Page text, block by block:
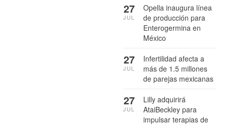
Opella inaugura línea
de producción para
Enterogermina en
México
27
JUL
Infertilidad afecta a
más de 1.5 millones
de parejas mexicanas
27
JUL
Lilly adquirirá
AtaiBeckley para
impulsar terapias de
27
JUL